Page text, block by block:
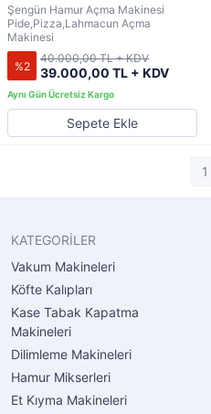
Şengün Hamur Açma Makinesi
Pide,Pizza,Lahmacun Açma
Makinesi
%2 39.000,00 TL + KDV
40.000,00 TL + KDV
Sepete Ekle
1
KATEGORİLER
Vakum Makineleri
Köfte Kalıpları
Kase Tabak Kapatma
Makineleri
Dilimleme Makineleri
Hamur Mikserleri
Et Kıyma Makineleri